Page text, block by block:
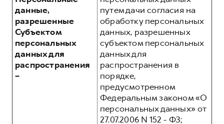
данные,
разрешенные
Субъектом
персональных
данных для
распространения
–
путем дачи согласия на
обработку персональных
данных, разрешенных
субъектом персональных
данных для
распространения в
порядке,
предусмотренном
Федеральным законом «О
персональных данных» от
27.07.2006 N 152 - ФЗ;